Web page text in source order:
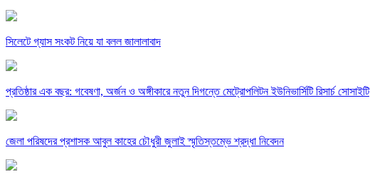
সিলেটে গ্যাস সংকট নিয়ে যা বলল জালালাবাদ
প্রতিষ্ঠার এক বছর: গবেষণা, অর্জন ও অঙ্গীকারে নতুন দিগন্তে মেট্রোপলিটন ইউনিভার্সিটি রিসার্চ সোসাইটি
জেলা পরিষদের প্রশাসক আবুল কাহের চৌধুরী জুলাই স্মৃতিস্তম্ভে শ্রদ্ধা নিবেদন